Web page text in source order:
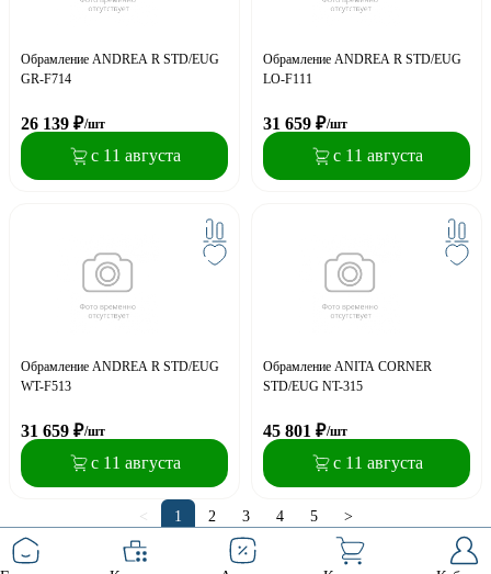
Обрамление ANDREA R STD/EUG
GR-F714
26 139 ₽/шт
с 11 августа
Обрамление ANDREA R STD/EUG
LO-F111
31 659 ₽/шт
с 11 августа
Обрамление ANDREA R STD/EUG
WT-F513
31 659 ₽/шт
с 11 августа
Обрамление ANITA CORNER
STD/EUG NT-315
45 801 ₽/шт
с 11 августа
< 1 2 3 4 5 >